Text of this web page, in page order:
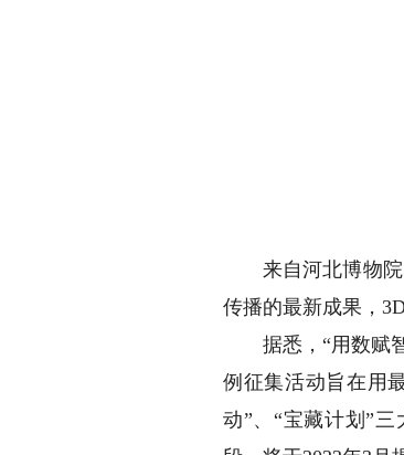
来自河北博物院
传播的最新成果，
据悉，“用数赋智
例征集活动旨在用
动”、“宝藏计划”